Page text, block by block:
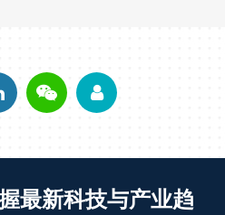
最新科技与产业趋